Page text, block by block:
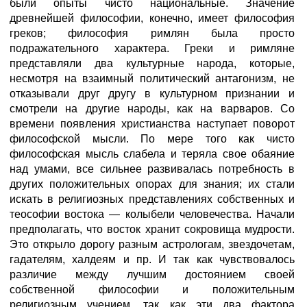
были опыты чисто национальные. Значение
древнейшей философии, конечно, имеет философия
греков; философия римлян была просто
подражательного характера. Греки и римляне
представляли два культурные народа, которые,
несмотря на взаимный политический антагонизм, не
отказывали друг другу в культурном признании и
смотрели на другие народы, как на варваров. Со
времени появления христианства наступает поворот
философской мысли. По мере того как чисто
философская мысль слабела и теряла свое обаяние
над умами, все сильнее развивалась потребность в
других положительных опорах для знания; их стали
искать в религиозных представлениях собственных и
теософии востока — колыбели человечества. Начали
предполагать, что восток хранит сокровища мудрости.
Это открыло дорогу разным астрологам, звездочетам,
гадателям, халдеям и пр. И так как чувствовалось
различие между лучшим достоянием своей
собственной философии и положительным
религиозным учением, так как эти два фактора